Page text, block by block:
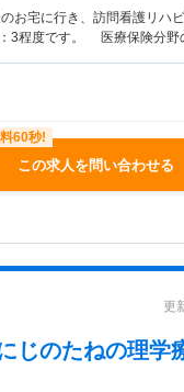
のお宅に行き、訪問看護リハ
3程度です。 医療保険分
この求人を問い合わせる
更
じのたねの理学